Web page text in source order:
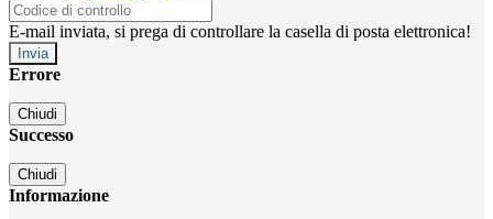
E-mail inviata, si prega di controllare la casella di posta elettronica!
Errore
Chiudi
Successo
Chiudi
Informazione